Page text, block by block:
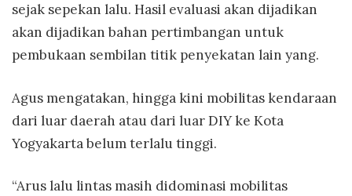
sejak sepekan lalu. Hasil evaluasi akan dijadikan
akan dijadikan bahan pertimbangan untuk
pembukaan sembilan titik penyekatan lain yang.
Agus mengatakan, hingga kini mobilitas kendaraan
dari luar daerah atau dari luar DIY ke Kota
Yogyakarta belum terlalu tinggi.
“Arus lalu lintas masih didominasi mobilitas